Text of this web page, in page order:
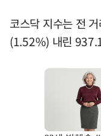
코스닥 지수는 전
(1.52%) 내린